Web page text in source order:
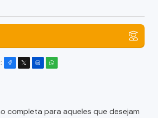
completa para aqueles que desejam